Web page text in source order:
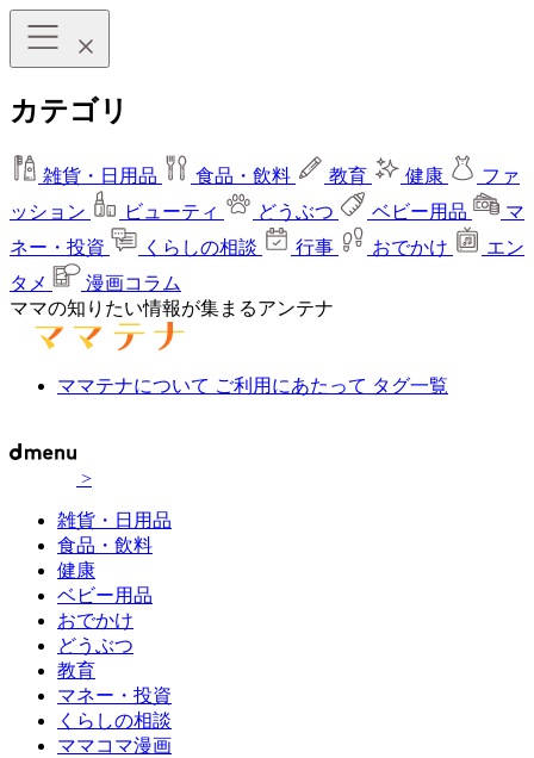
カテゴリ
雑貨・日用品 食品・飲料 教育 健康
ファ
ッション
ビューティ どうぶつ ベビー用品
マ
ネー・投資
くらしの相談 行事 おでかけ
エン
タメ
漫画コラム
ママの知りたい情報が集まるアンテナ
ママテナについて ご利用にあたって タグ一覧
>
雑貨・日用品
食品・飲料
健康
ベビー用品
おでかけ
どうぶつ
教育
マネー・投資
くらしの相談
ママコマ漫画